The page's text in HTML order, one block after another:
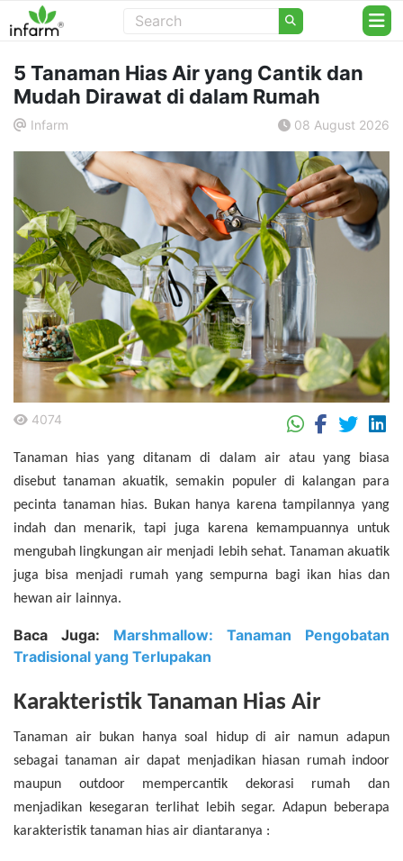
5 Tanaman Hias Air yang Cantik dan
Mudah Dirawat di dalam Rumah
Infarm 08 August 2026
4074
Tanaman hias yang ditanam di dalam air atau yang biasa
disebut tanaman akuatik, semakin populer di kalangan para
pecinta tanaman hias. Bukan hanya karena tampilannya yang
indah dan menarik, tapi juga karena kemampuannya untuk
mengubah lingkungan air menjadi lebih sehat. Tanaman akuatik
juga bisa menjadi rumah yang sempurna bagi ikan hias dan
hewan air lainnya.
Baca Juga: Marshmallow: Tanaman Pengobatan
Tradisional yang Terlupakan
Karakteristik Tanaman Hias Air
Tanaman air bukan hanya soal hidup di air namun adapun
sebagai tanaman air dapat menjadikan hiasan rumah indoor
maupun outdoor mempercantik dekorasi rumah dan
menjadikan kesegaran terlihat lebih segar. Adapun beberapa
karakteristik tanaman hias air diantaranya :